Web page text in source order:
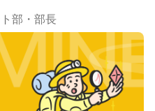
との新規事業として、新品
クアウトレンタル」をスタ
部・部長